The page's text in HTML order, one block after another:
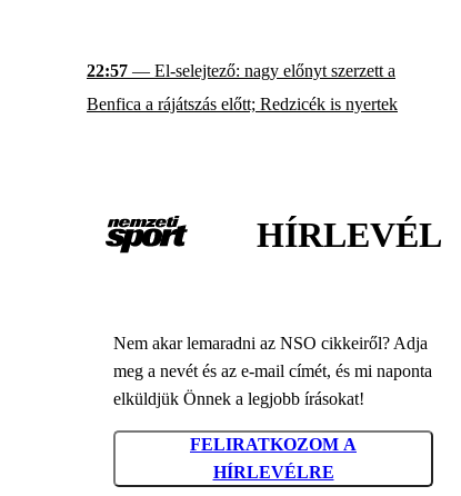
22:57 — El-selejtező: nagy előnyt szerzett a
Benfica a rájátszás előtt; Redzicék is nyertek
HÍRLEVÉL
Nem akar lemaradni az NSO cikkeiről? Adja
meg a nevét és az e-mail címét, és mi naponta
elküldjük Önnek a legjobb írásokat!
FELIRATKOZOM A
HÍRLEVÉLRE